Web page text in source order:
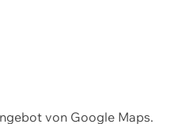
von Google Maps.